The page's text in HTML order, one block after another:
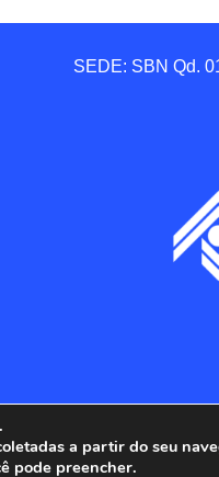
SEDE: SBN Qd.
a partir do seu
pode preencher.